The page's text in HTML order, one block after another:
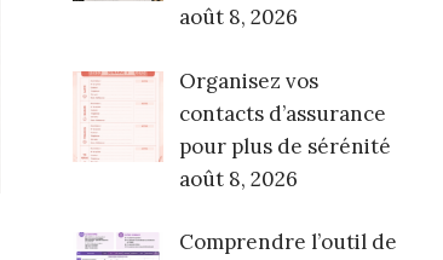
août 8, 2026
Organisez vos
contacts d’assurance
pour plus de sérénité
août 8, 2026
Comprendre l’outil de